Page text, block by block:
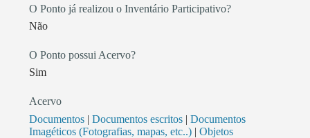
O Ponto já realizou o Inventário Participativo?
Não
O Ponto possui Acervo?
Sim
Acervo
Documentos | Documentos escritos | Documentos
Imagéticos (Fotografias, mapas, etc..) | Objetos